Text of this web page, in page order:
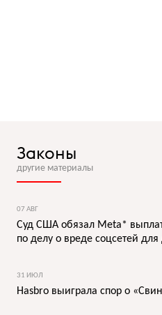
Законы
другие материалы
07 АВГ
Суд США обязал Meta*
по делу о вреде соцсетей для
31 ИЮЛ
Hasbro выиграла спор о